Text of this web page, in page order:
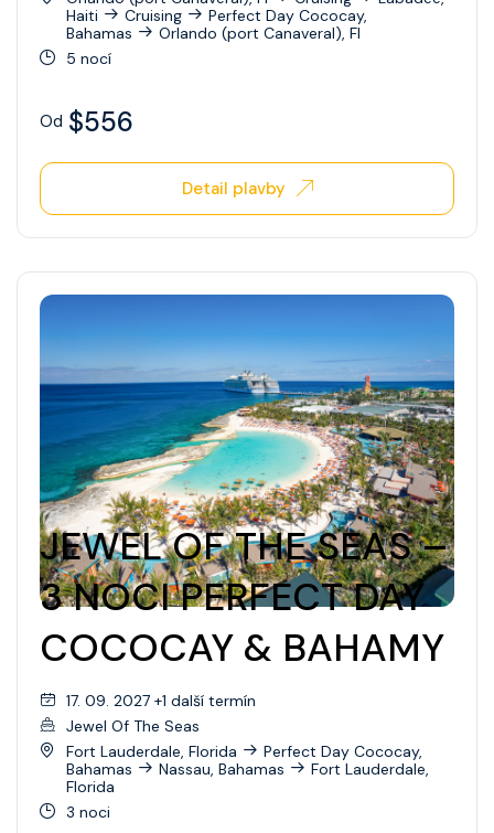
Haiti
Cruising
Perfect Day Cococay,
Bahamas
Orlando (port Canaveral), Fl
5 nocí
Od $556
Detail plavby
JEWEL OF THE SEAS –
3 NOCI PERFECT DAY
COCOCAY & BAHAMY
17. 09. 2027 +1 další termín
Jewel Of The Seas
Fort Lauderdale, Florida
Perfect Day Cococay,
Bahamas
Nassau, Bahamas
Fort Lauderdale,
Florida
3 noci